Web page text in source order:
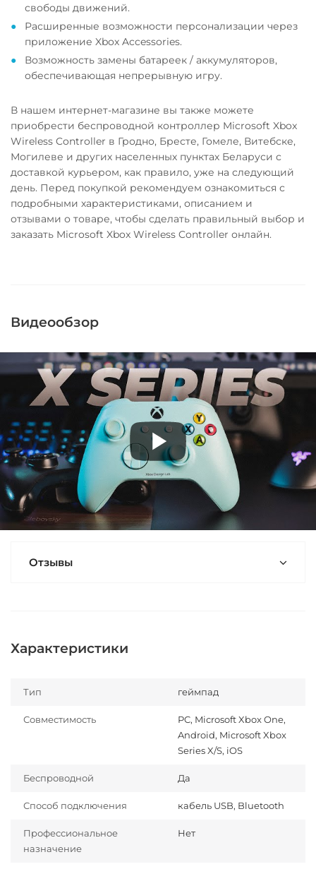
свободы движений.
Расширенные возможности персонализации через
приложение Xbox Accessories.
Возможность замены батареек / аккумуляторов,
обеспечивающая непрерывную игру.
В нашем интернет-магазине вы также можете
приобрести беспроводной контроллер Microsoft Xbox
Wireless Controller в Гродно, Бресте, Гомеле, Витебске,
Могилеве и других населенных пунктах Беларуси с
доставкой курьером, как правило, уже на следующий
день. Перед покупкой рекомендуем ознакомиться с
подробными характеристиками, описанием и
отзывами о товаре, чтобы сделать правильный выбор и
заказать Microsoft Xbox Wireless Controller онлайн.
Видеообзор
Отзывы
Характеристики
Тип геймпад
Совместимость
PC, Microsoft Xbox One,
Android, Microsoft Xbox
Series X/S, iOS
Беспроводной Да
Способ подключения кабель USB, Bluetooth
Профессиональное
назначение
Нет